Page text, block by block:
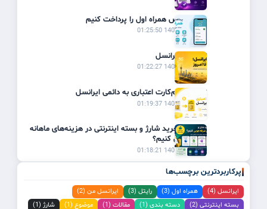
چگونه قبض همراه اول را پرداخت کنیم
1405/02/31 01:25:50
تاریخچه ایرانسل
1405/02/31 01:22:27
تبدیل سیم‌کارت اعتباری به دائمی ایرانسل
1405/02/31 01:19:37
چگونه با خرید شارژ و بسته اینترنتی در هزینه‌های ماهانه
صرفه‌جویی کنیم؟
1405/02/31 01:18:21
پرکاربردترین برچسب‌ها
ایرانسل (4) همراه اول (3) رایتل (3)
ایرانسل من (2)
بسته اینترنتی (2)
دسته بندی (1) مقالات (1) موضوع (1) شارژ (1)